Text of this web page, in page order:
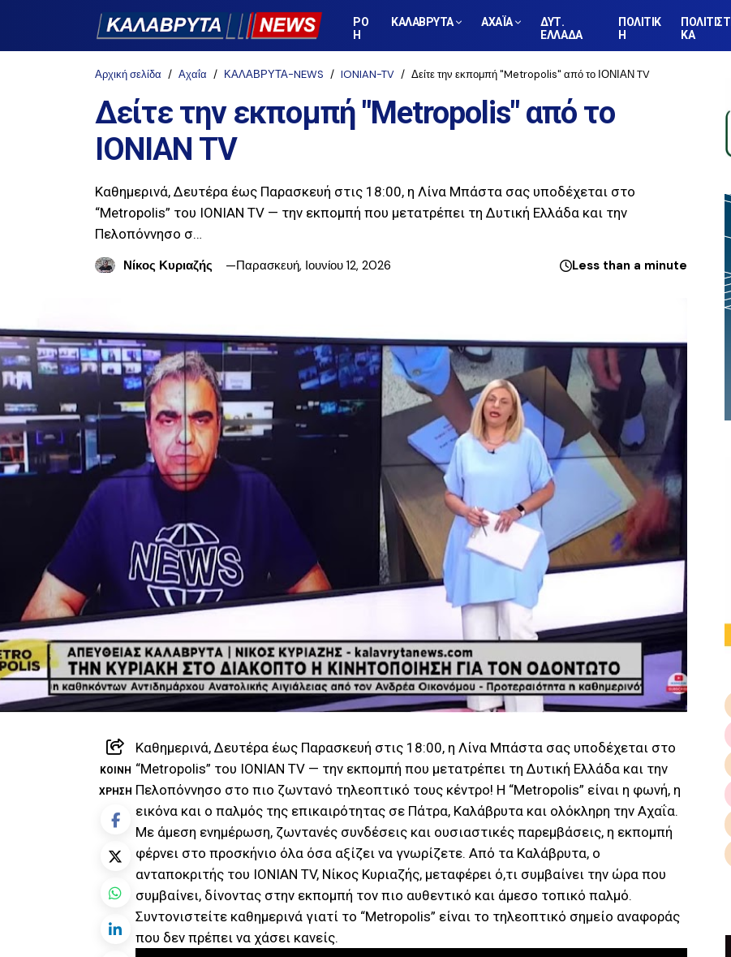
ΡΟ
Η
ΚΑΛΑΒΡΥΤΑ ΑΧΑΪΑ
ΔΥΤ.
ΕΛΛΑΔΑ
ΠΟΛΙΤΙΚ
Η
ΠΟΛΙΤΙΣΤΙ
ΚΑ
Αρχική σελίδα Αχαΐα ΚΑΛΑΒΡΥΤΑ-NEWS IONIAN-TV Δείτε την εκπομπή "Metropolis" από το ΙΟΝΙΑΝ TV
Δείτε την εκπομπή "Metropolis" από το
ΙΟΝΙΑΝ TV
Καθημερινά, Δευτέρα έως Παρασκευή στις 18:00, η Λίνα Μπάστα σας υποδέχεται στο
“Metropolis” του ΙΟΝΙΑΝ TV — την εκπομπή που μετατρέπει τη Δυτική Ελλάδα και την
Πελοπόννησο σ…
Νίκος Κυριαζής
Παρασκευή, Ιουνίου 12, 2026 Less than a minute
ΚΟΙΝΉ
ΧΡΉΣΗ
Καθημερινά, Δευτέρα έως Παρασκευή στις 18:00, η Λίνα Μπάστα σας υποδέχεται στο
“Metropolis” του ΙΟΝΙΑΝ TV — την εκπομπή που μετατρέπει τη Δυτική Ελλάδα και την
Πελοπόννησο στο πιο ζωντανό τηλεοπτικό τους κέντρο! Η “Metropolis” είναι η φωνή, η
εικόνα και ο παλμός της επικαιρότητας σε Πάτρα, Καλάβρυτα και ολόκληρη την Αχαΐα.
Με άμεση ενημέρωση, ζωντανές συνδέσεις και ουσιαστικές παρεμβάσεις, η εκπομπή
φέρνει στο προσκήνιο όλα όσα αξίζει να γνωρίζετε. Από τα Καλάβρυτα, ο
ανταποκριτής του ΙΟΝΙΑΝ TV, Νίκος Κυριαζής, μεταφέρει ό,τι συμβαίνει την ώρα που
συμβαίνει, δίνοντας στην εκπομπή τον πιο αυθεντικό και άμεσο τοπικό παλμό.
Συντονιστείτε καθημερινά γιατί το “Metropolis” είναι το τηλεοπτικό σημείο αναφοράς
που δεν πρέπει να χάσει κανείς.